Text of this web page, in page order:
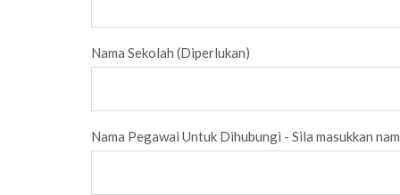
Nama Sekolah (Diperlukan)
Nama Pegawai Untuk Dihubungi - Sila masukkan